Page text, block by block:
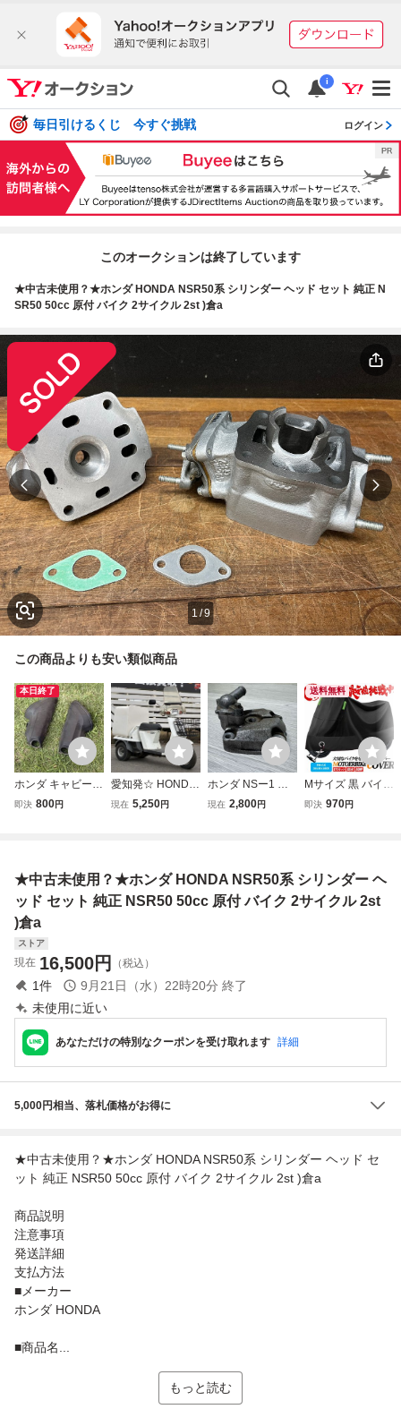
i
毎日引けるくじ 今すぐ挑戦 ログイン
このオークションは終了しています
★中古未使用？★ホンダ HONDA NSR50系 シリンダー ヘッド セット 純正 N
SR50 50cc 原付 バイク 2サイクル 2st )倉a
1/9
この商品よりも安い類似商品
本日終了
ホンダ キャビーナ
50用 リアコラム
NA 50
即決 800円
愛知発☆ HONDA
ホンダ GYRO UP
明要確認
現在 5,250円
ホンダ NSー1 シ
リンダーヘッド N
現在 2,800円
送料無料
Mサイズ 黒 バイク
カバー M くろ 50c
防水防雨 盗難防止
収納バッグ
即決 970円
★中古未使用？★ホンダ HONDA NSR50系 シリンダー ヘ
ッド セット 純正 NSR50 50cc 原付 バイク 2サイクル 2st
)倉a
ストア
現在 16,500円 （税込）
1件 9月21日（水）22時20分 終了
未使用に近い
あなただけの特別なクーポンを受け取れます 詳細
5,000円相当、落札価格がお得に
★中古未使用？★ホンダ HONDA NSR50系 シリンダー ヘッド セ
ット 純正 NSR50 50cc 原付 バイク 2サイクル 2st )倉a
商品説明
注意事項
発送詳細
支払方法
■メーカー
ホンダ HONDA
■商品名...
もっと読む